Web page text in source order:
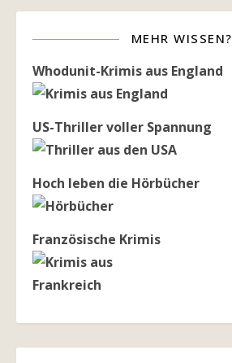
MEHR WISSEN?
Whodunit-Krimis aus England
US-Thriller voller Spannung
Hoch leben die Hörbücher
Französische Krimis